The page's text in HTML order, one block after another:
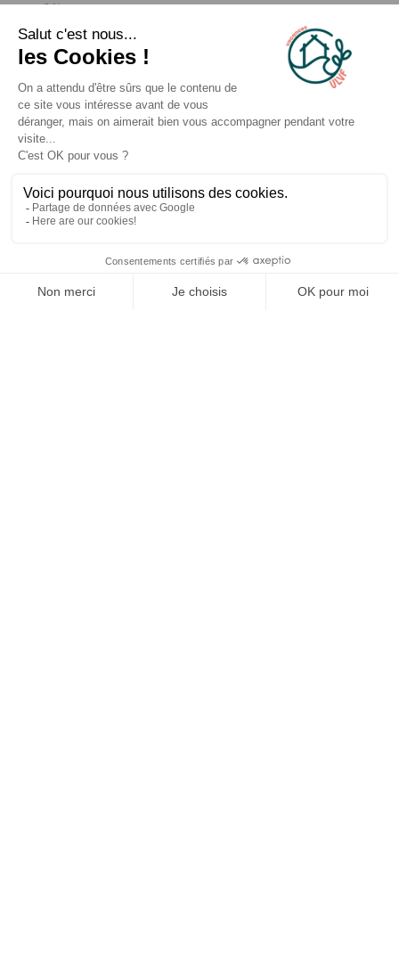
Séjour en groupe
Photothèque
Communiqués de Presse
Espace partenaires
© 2026 ULVF, Tous droits réservés
Conditions générales de vente
Assouplissement des conditions d'annulation
Gestion des cookies
Politique de confidentialité
Mentions légales
🎁 C’est parti !
Tente ta chance maintenant.
Je tente ma chance